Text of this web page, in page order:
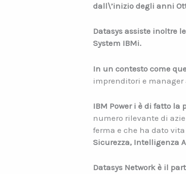
dall\’inizio degli anni
Datasys assiste inoltre
System IBMi.
In un contesto come
imprenditori e manager
IBM Power i è di fatto
numero rilevante di
ferma e che ha dato
Sicurezza, Intelligenza
Datasys Network è il